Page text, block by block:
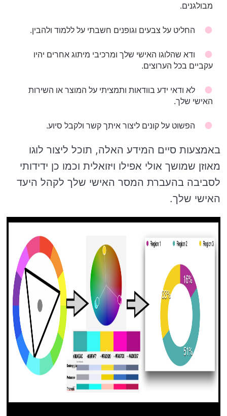
מבולגנים.
החליט על צבעים וגופנים חשבתי על ללמוד ולהבין.
ודא שהלוגו האישי שלך ומרכיבי מיתוג אחרים יהיו
עקביים בכל הערוצים.
לא ודאי ידע בוודאות ותמציתי על המוצר או השירות
האישי שלך.
הפשוט על קונים ליצור איתך קשר ולקבל סיוע.
באמצעות סיים המידע האלה, תוכל ליצור לוגו
מאוזן שמושך אולי אפילו ויזואלית וכמו כן ידידותי
לסביבה בהעברת המסר האישי שלך לקהל היעד
האישי שלך.